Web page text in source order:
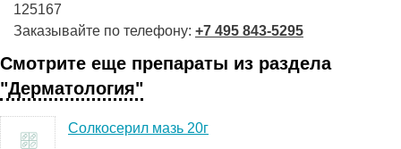
125167
Заказывайте по телефону: +7 495 843-5295
Смотрите еще препараты из раздела
"Дерматология"
Солкосерил мазь 20г